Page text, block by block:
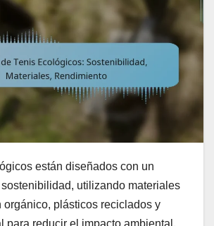
están diseñados con un
utilizando materiales
orgánico, plásticos reciclados y
para reducir el impacto ambiental.